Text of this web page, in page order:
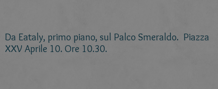
Da Eataly, primo piano, sul Palco Smeraldo. Piazza
XXV Aprile 10. Ore 10.30.